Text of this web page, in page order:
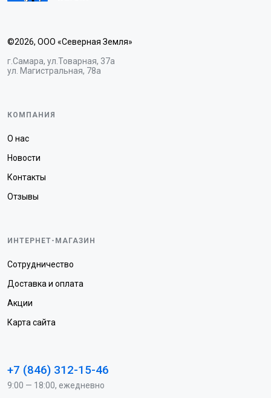
©2026, ООО «Северная Земля»
г.Самара, ул.Товарная, 37а
ул. Магистральная, 78а
КОМПАНИЯ
О нас
Новости
Контакты
Отзывы
ИНТЕРНЕТ-МАГАЗИН
Сотрудничество
Доставка и оплата
Акции
Карта сайта
+7 (846) 312-15-46
9:00 — 18:00, ежедневно